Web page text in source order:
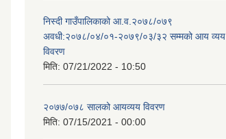
निस्दी गाउँपालिकाको आ.व.२०७८/०७९
अवधी:२०७८/०४/०१-२०७९/०३/३२ सम्मको आय व्यय
विवरण
मिति: 07/21/2022 - 10:50
२०७७/०७८ सालको आयव्यय विवरण
मिति: 07/15/2021 - 00:00